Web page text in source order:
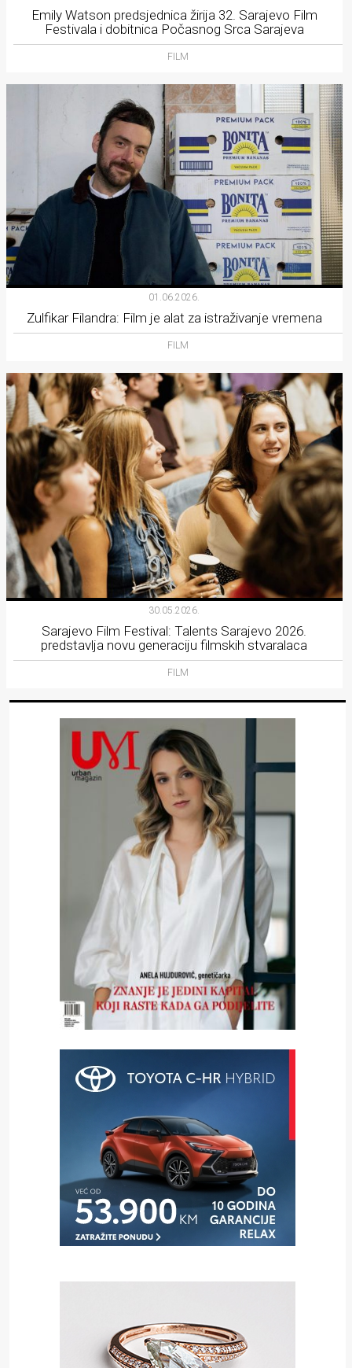
Emily Watson predsjednica žirija 32. Sarajevo Film
Festivala i dobitnica Počasnog Srca Sarajeva
FILM
01.06.2026.
Zulfikar Filandra: Film je alat za istraživanje vremena
FILM
30.05.2026.
Sarajevo Film Festival: Talents Sarajevo 2026.
predstavlja novu generaciju filmskih stvaralaca
FILM